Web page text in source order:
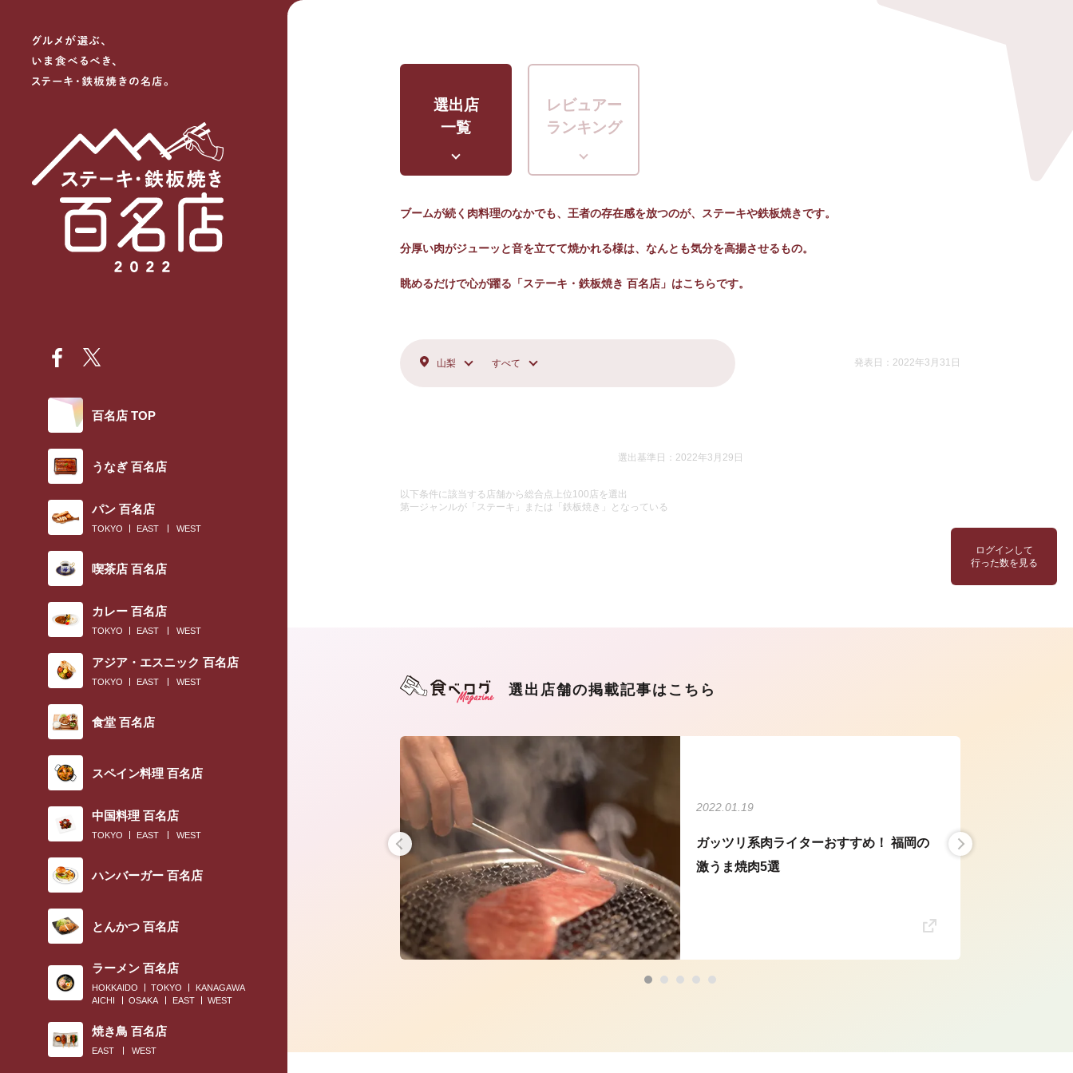
百名店 TOP
うなぎ 百名店
パン 百名店
TOKYO EAST WEST
喫茶店 百名店
カレー 百名店
TOKYO EAST WEST
アジア・エスニック 百名店
TOKYO EAST WEST
食堂 百名店
スペイン料理 百名店
中国料理 百名店
TOKYO EAST WEST
ハンバーガー 百名店
とんかつ 百名店
ラーメン 百名店
HOKKAIDO TOKYO
KANAGAWA
AICHI
OSAKA EAST WEST
焼き鳥 百名店
EAST WEST
選出店
一覧
レビュアー
ランキング
ブームが続く肉料理のなかでも、王者の存在感を放つのが、ステーキや鉄板焼きです。
分厚い肉がジューッと音を立てて焼かれる様は、なんとも気分を高揚させるもの。
眺めるだけで心が躍る「ステーキ・鉄板焼き 百名店」はこちらです。
山梨 すべて 発表日：2022年3月31日
選出基準日：2022年3月29日
以下条件に該当する店舗から総合点上位100店を選出
第一ジャンルが「ステーキ」または「鉄板焼き」となっている
ログインして
行った数を見る
選出店舗の掲載記事はこちら
2019.04.27
〈すき焼きブックマーク帳〉開運アドバイザー・藤
2022.01.19
ガッツリ系肉ライターおすすめ！ 福岡の
激うま焼肉5選